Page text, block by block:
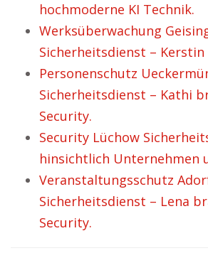
hochmoderne KI Technik.
Werksüberwachung
Sicherheitsdienst –
Personenschutz
Sicherheitsdienst – Kathi
Security.
Security Lüchow
hinsichtlich Unternehmen
Veranstaltungsschutz
Sicherheitsdienst – Lena
Security.